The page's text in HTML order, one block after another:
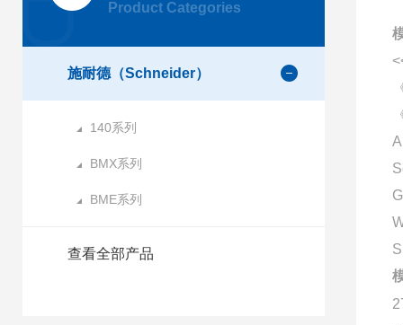
Product Categories
施耐德（Schneider）
140系列
BMX系列
BME系列
查看全部产品